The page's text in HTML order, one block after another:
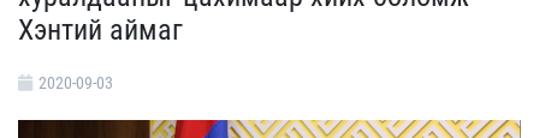
Хэнтий аймаг
2020-09-03